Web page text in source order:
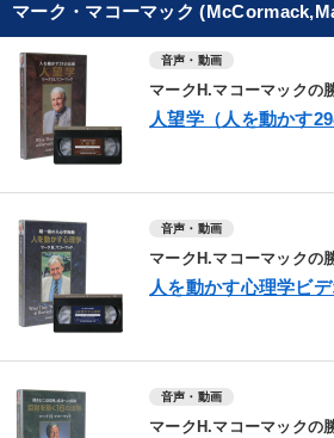
マーク・マコーマック
音声・動画
マークH.マコーマックの
人望学（人を動かす
音声・動画
マークH.マコーマックの
人を動かす心理学ビデ
音声・動画
マークH.マコーマックの